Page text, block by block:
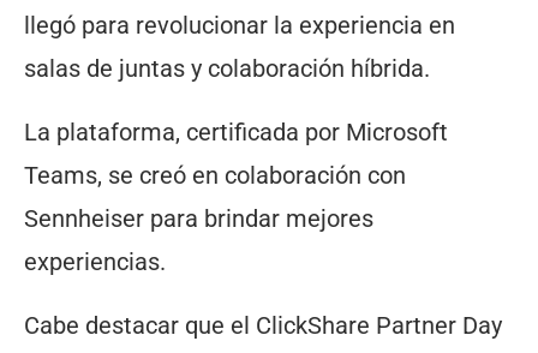
llegó para revolucionar la experiencia en
salas de juntas y colaboración híbrida.
La plataforma, certificada por Microsoft
Teams, se creó en colaboración con
Sennheiser para brindar mejores
experiencias.
Cabe destacar que el ClickShare Partner Day